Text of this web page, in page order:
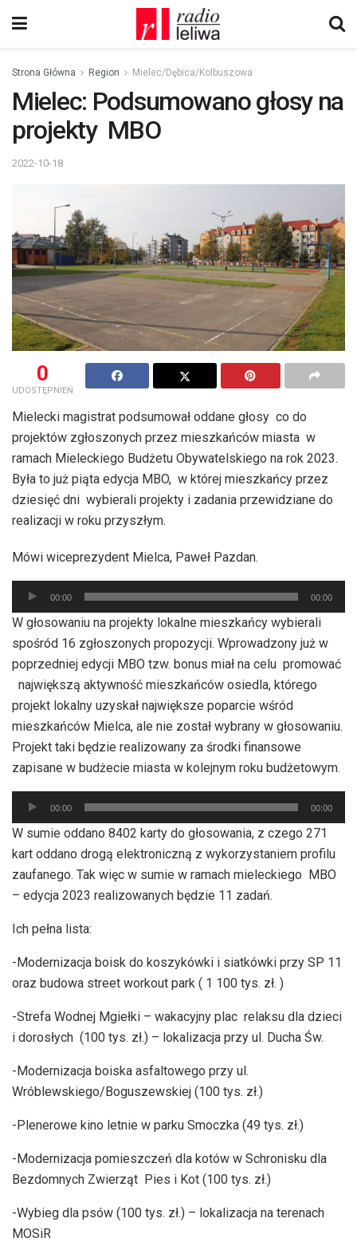
Strona Główna Region Mielec/Dębica/Kolbuszowa
Mielec: Podsumowano głosy na
projekty MBO
2022-10-18
0
UDOSTĘPNIEŃ
Mielecki magistrat podsumował oddane głosy co do
projektów zgłoszonych przez mieszkańców miasta w
ramach Mieleckiego Budżetu Obywatelskiego na rok 2023.
Była to już piąta edycja MBO, w której mieszkańcy przez
dziesięć dni wybierali projekty i zadania przewidziane do
realizacji w roku przyszłym.
Mówi wiceprezydent Mielca, Paweł Pazdan.
Odtwarzacz
plików
dźwiękowych
00:00 00:00
W głosowaniu na projekty lokalne mieszkańcy wybierali
spośród 16 zgłoszonych propozycji. Wprowadzony już w
poprzedniej edycji MBO tzw. bonus miał na celu promować
największą aktywność mieszkańców osiedla, którego
projekt lokalny uzyskał największe poparcie wśród
mieszkańców Mielca, ale nie został wybrany w głosowaniu.
Projekt taki będzie realizowany za środki finansowe
zapisane w budżecie miasta w kolejnym roku budżetowym.
Odtwarzacz
plików
dźwiękowych
00:00 00:00
W sumie oddano 8402 karty do głosowania, z czego 271
kart oddano drogą elektroniczną z wykorzystaniem profilu
zaufanego. Tak więc w sumie w ramach mieleckiego MBO
– edycja 2023 realizowanych będzie 11 zadań.
Ich pełna lista:
-Modernizacja boisk do koszykówki i siatkówki przy SP 11
oraz budowa street workout park ( 1 100 tys. zł. )
-Strefa Wodnej Mgiełki – wakacyjny plac relaksu dla dzieci
i dorosłych (100 tys. zł.) – lokalizacja przy ul. Ducha Św.
-Modernizacja boiska asfaltowego przy ul.
Wróblewskiego/Boguszewskiej (100 tys. zł.)
-Plenerowe kino letnie w parku Smoczka (49 tys. zł.)
-Modernizacja pomieszczeń dla kotów w Schronisku dla
Bezdomnych Zwierząt Pies i Kot (100 tys. zł.)
-Wybieg dla psów (100 tys. zł.) – lokalizacja na terenach
MOSiR